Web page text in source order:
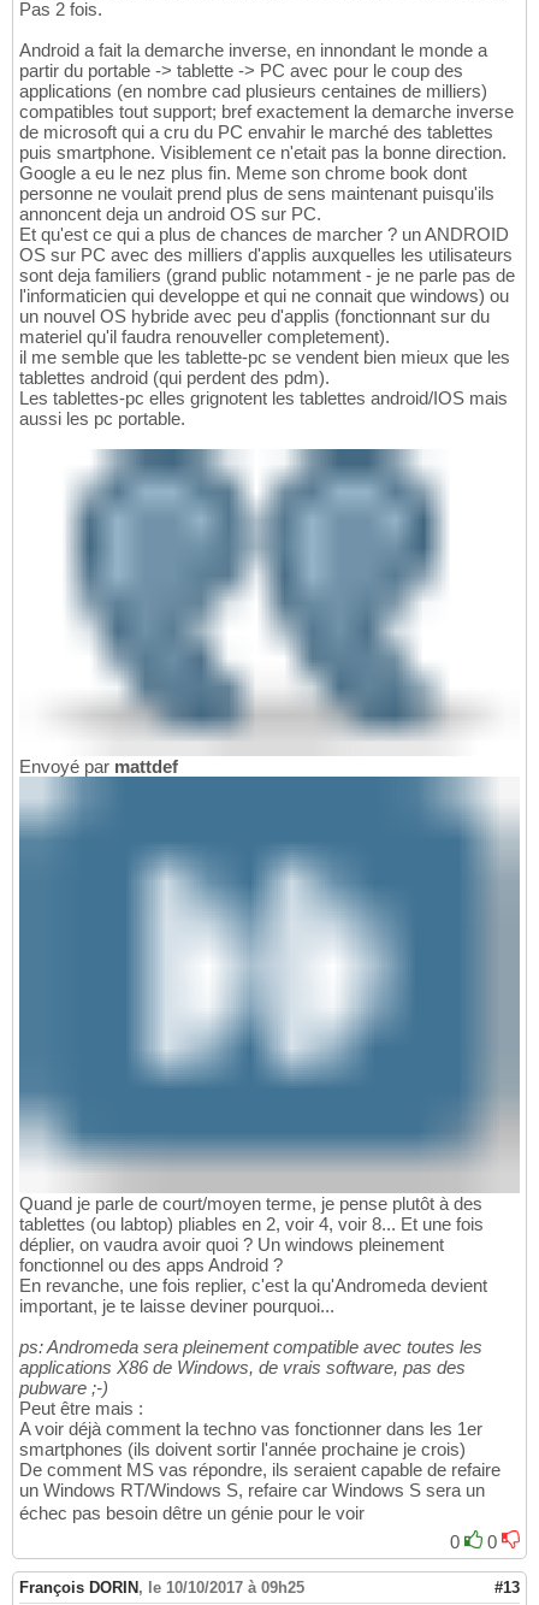
Pas 2 fois.
Android a fait la demarche inverse, en innondant le monde a
partir du portable -> tablette -> PC avec pour le coup des
applications (en nombre cad plusieurs centaines de milliers)
compatibles tout support; bref exactement la demarche inverse
de microsoft qui a cru du PC envahir le marché des tablettes
puis smartphone. Visiblement ce n'etait pas la bonne direction.
Google a eu le nez plus fin. Meme son chrome book dont
personne ne voulait prend plus de sens maintenant puisqu'ils
annoncent deja un android OS sur PC.
Et qu'est ce qui a plus de chances de marcher ? un ANDROID
OS sur PC avec des milliers d'applis auxquelles les utilisateurs
sont deja familiers (grand public notamment - je ne parle pas de
l'informaticien qui developpe et qui ne connait que windows) ou
un nouvel OS hybride avec peu d'applis (fonctionnant sur du
materiel qu'il faudra renouveller completement).
il me semble que les tablette-pc se vendent bien mieux que les
tablettes android (qui perdent des pdm).
Les tablettes-pc elles grignotent les tablettes android/IOS mais
aussi les pc portable.
Envoyé par mattdef
Quand je parle de court/moyen terme, je pense plutôt à des
tablettes (ou labtop) pliables en 2, voir 4, voir 8... Et une fois
déplier, on vaudra avoir quoi ? Un windows pleinement
fonctionnel ou des apps Android ?
En revanche, une fois replier, c'est la qu'Andromeda devient
important, je te laisse deviner pourquoi...
ps: Andromeda sera pleinement compatible avec toutes les
applications X86 de Windows, de vrais software, pas des
pubware ;-)
Peut être mais :
A voir déjà comment la techno vas fonctionner dans les 1er
smartphones (ils doivent sortir l'année prochaine je crois)
De comment MS vas répondre, ils seraient capable de refaire
un Windows RT/Windows S, refaire car Windows S sera un
échec pas besoin dêtre un génie pour le voir
0
0
François DORIN , le 10/10/2017 à 09h25 #13